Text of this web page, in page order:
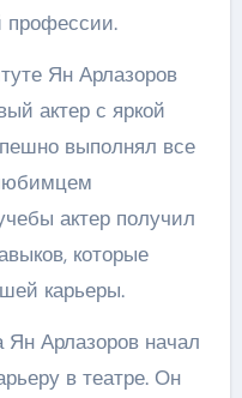
профессии.
Ян Арлазоров
актер с яркой
выполнял все
актер получил
которые
карьеры.
Ян Арлазоров начал
в театре. Он